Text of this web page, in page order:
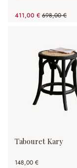
411,00 € 698,00 €
(41.12%spared)
Tabouret Kary
148,00 €